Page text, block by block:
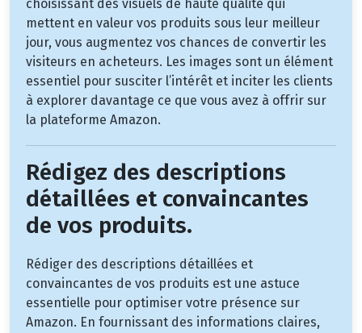
choisissant des visuels de haute qualité qui
mettent en valeur vos produits sous leur meilleur
jour, vous augmentez vos chances de convertir les
visiteurs en acheteurs. Les images sont un élément
essentiel pour susciter l’intérêt et inciter les clients
à explorer davantage ce que vous avez à offrir sur
la plateforme Amazon.
Rédigez des descriptions
détaillées et convaincantes
de vos produits.
Rédiger des descriptions détaillées et
convaincantes de vos produits est une astuce
essentielle pour optimiser votre présence sur
Amazon. En fournissant des informations claires,